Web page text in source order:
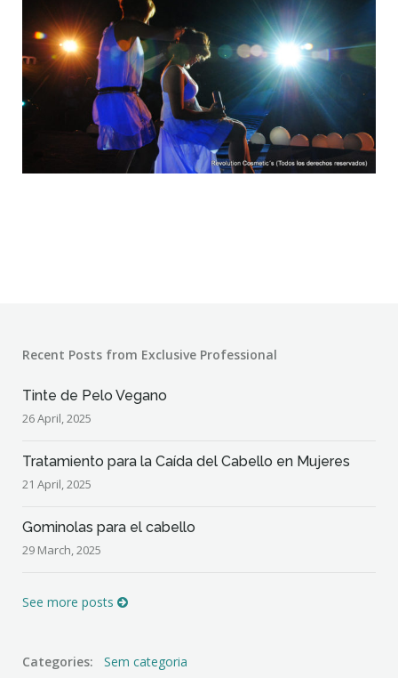
Recent Posts from Exclusive Professional
Tinte de Pelo Vegano
26 April, 2025
Tratamiento para la Caída del Cabello en Mujeres
21 April, 2025
Gominolas para el cabello
29 March, 2025
See more posts
Categories: Sem categoria